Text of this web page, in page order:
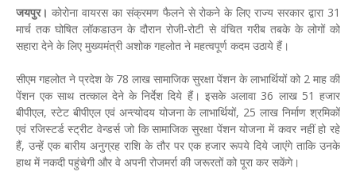
जयपुर। कोरोना वायरस का संक्रमण फैलने से रोकने के लिए राज्य सरकार द्वारा 31
मार्च तक घोषित लॉकडाउन के दौरान रोजी-रोटी से वंचित गरीब तबके के लोगों को
सहारा देने के लिए मुख्यमंत्री अशोक गहलोत ने महत्वपूर्ण कदम उठाये हैं।
सीएम गहलोत ने प्रदेश के 78 लाख सामाजिक सुरक्षा पेंशन के लाभार्थियों को 2 माह की
पेंशन एक साथ तत्काल देने के निर्देश दिये हैं। इसके अलावा 36 लाख 51 हजार
बीपीएल, स्टेट बीपीएल एवं अन्त्योदय योजना के लाभार्थियों, 25 लाख निर्माण श्रमिकों
एवं रजिस्टर्ड स्ट्रीट वेन्डर्स जो कि सामाजिक सुरक्षा पेंशन योजना में कवर नहीं हो रहे
हैं, उन्हें एक बारीय अनुग्रह राशि के तौर पर एक हजार रूपये दिये जाएंगे ताकि उनके
हाथ में नकदी पहुंचेगी और वे अपनी रोजमर्रा की जरूरतों को पूरा कर सकेंगे।